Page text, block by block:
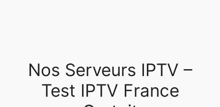
Nos Serveurs IPTV –
Test IPTV France